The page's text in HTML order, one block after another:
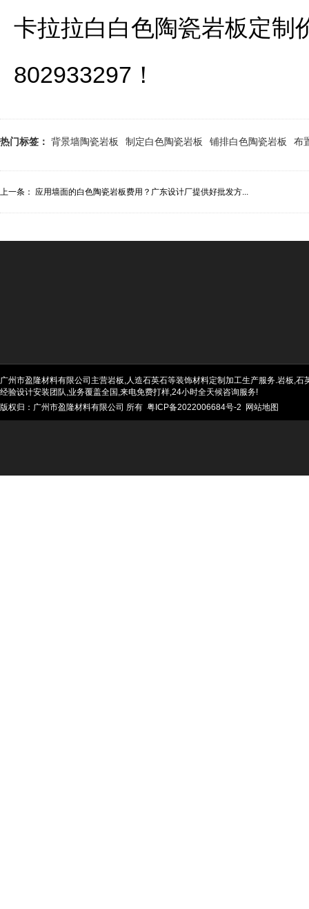
卡拉拉白白色陶瓷岩板定制
802933297！
热门标签： 背景墙陶瓷岩板 制定白色陶瓷岩板 铺排白色陶瓷岩板 布
上一条： 应用墙面的白色陶瓷岩板费用？广东设计厂提供好批发方...
广州市盈隆材料有限公司主营岩板,人造石英石等装饰材料定制加工生产服务.岩板,
经验设计安装团队,业务覆盖全国,来电免费打样,24小时全天候咨询服务!
版权归：广州市盈隆材料有限公司 所有 粤ICP备2022006684号-2 网站地图